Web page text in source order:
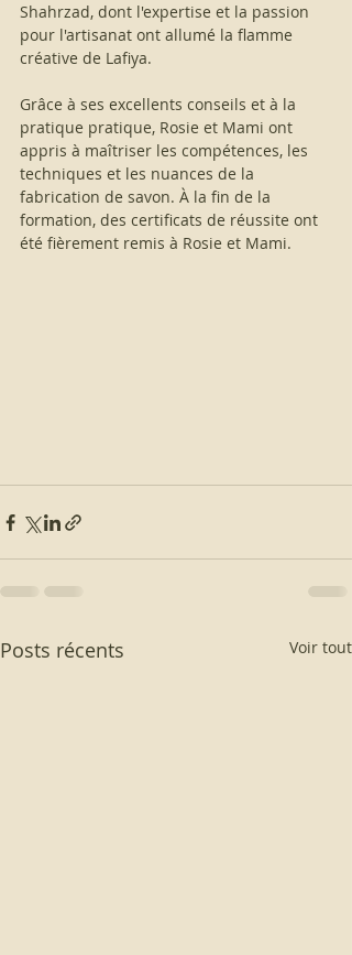
Shahrzad, dont l'expertise et la passion
pour l'artisanat ont allumé la flamme
créative de Lafiya.
Grâce à ses excellents conseils et à la
pratique pratique, Rosie et Mami ont
appris à maîtriser les compétences, les
techniques et les nuances de la
fabrication de savon. À la fin de la
formation, des certificats de réussite ont
été fièrement remis à Rosie et Mami.
Posts récents Voir tout